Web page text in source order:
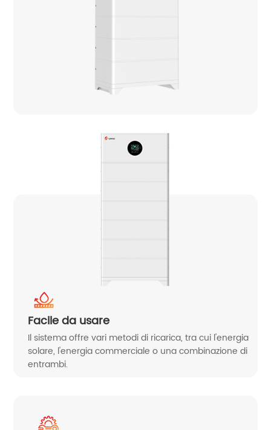
Facile da usare
Il sistema offre vari metodi di ricarica, tra cui l'energia
solare, l'energia commerciale o una combinazione di
entrambi.